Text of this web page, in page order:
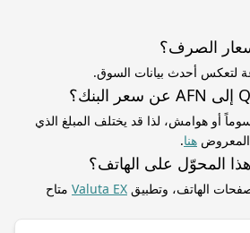
الصرف؟
لتعكس أحدث بيانات السوق.
أو هوامش، لذا قد يختلف المبلغ الذي
هنا.
المحوّل على الهاتف؟
الهاتف، وتطبيق Valuta EX متاح